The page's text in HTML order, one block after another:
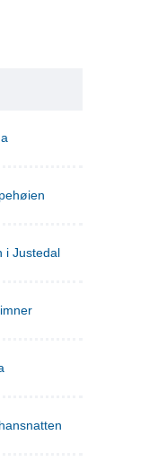
i Justedal